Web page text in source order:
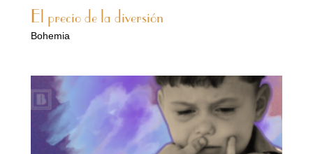
El precio de la diversión
Bohemia